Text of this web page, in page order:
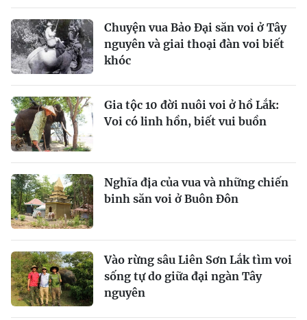
Chuyện vua Bảo Đại săn voi ở Tây
nguyên và giai thoại đàn voi biết
khóc
Gia tộc 10 đời nuôi voi ở hồ Lắk:
Voi có linh hồn, biết vui buồn
Nghĩa địa của vua và những chiến
binh săn voi ở Buôn Đôn
Vào rừng sâu Liên Sơn Lắk tìm voi
sống tự do giữa đại ngàn Tây
nguyên